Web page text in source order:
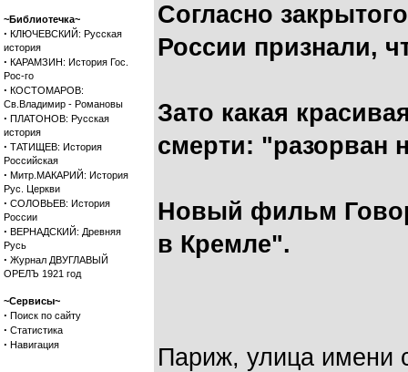
~Библиотечка~
· КЛЮЧЕВСКИЙ: Русская
история
· КАРАМЗИН: История Гос.
Рос-го
· КОСТОМАРОВ:
Св.Владимир - Романовы
· ПЛАТОНОВ: Русская
история
· ТАТИЩЕВ: История
Российская
· Митр.МАКАРИЙ: История
Рус. Церкви
· СОЛОВЬЕВ: История
России
· ВЕРНАДСКИЙ: Древняя
Русь
· Журнал ДВУГЛАВЫЙ
ОРЕЛЪ 1921 год
~Сервисы~
· Поиск по сайту
· Статистика
· Навигация
Согласно
России признали,
Зато какая
смерти: "разорван
Новый фильм
в Кремле".
Париж, улица имени